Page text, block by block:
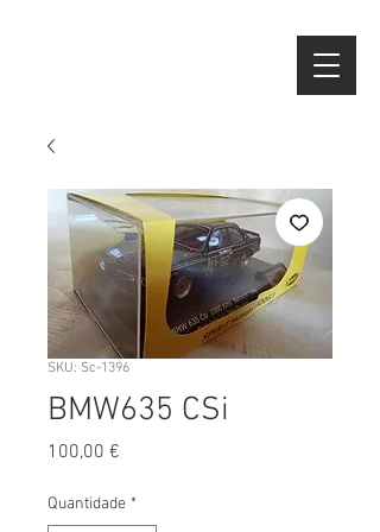
SKU: Sc-1396
BMW635 CSi
100,00 €
Quantidade *